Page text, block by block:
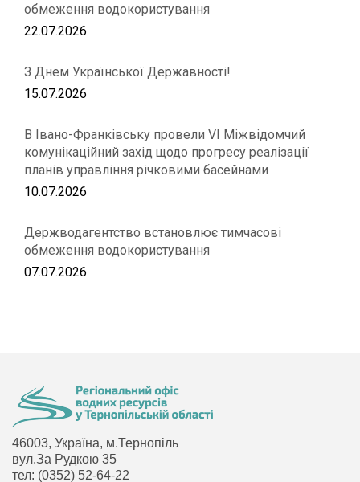
обмеження водокористування
22.07.2026
З Днем Української Державності!
15.07.2026
В Івано-Франківську провели VІ Міжвідомчий
комунікаційний захід щодо прогресу реалізації
планів управління річковими басейнами
10.07.2026
Держводагентство встановлює тимчасові
обмеження водокористування
07.07.2026
46003, Україна, м.Тернопіль
вул.За Рудкою 35
тел: (0352) 52-64-22